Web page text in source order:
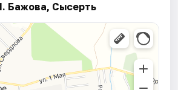
Бажова, Сысерть